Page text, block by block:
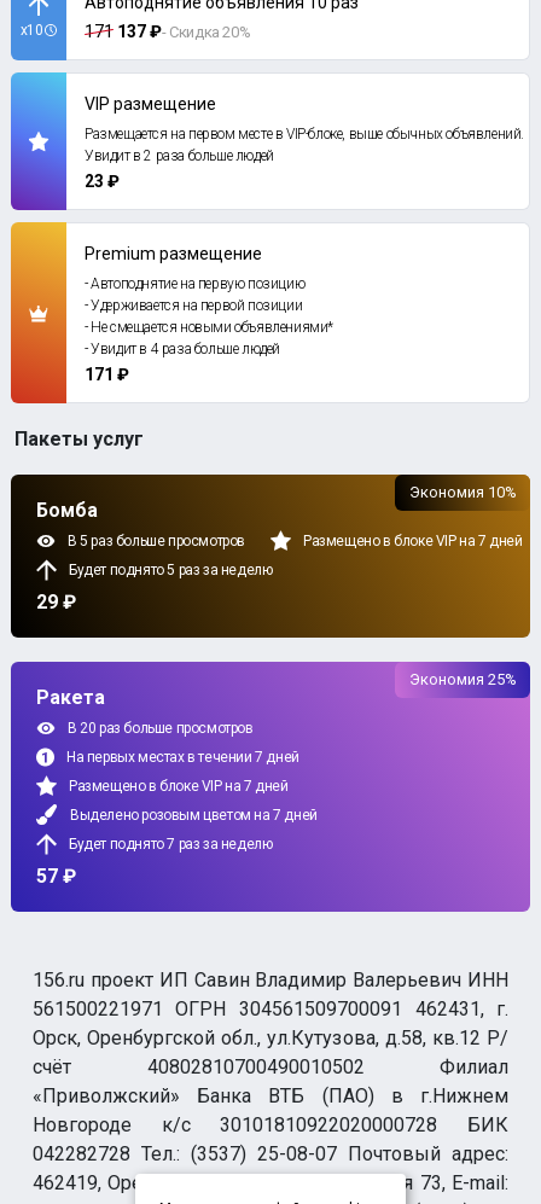
x10
171 137 ₽- Скидка 20%
VIP размещение
Размещается на первом месте в VIP-блоке, выше обычных объявлений.
Увидит в 2 раза больше людей
23 ₽
Premium размещение
- Автоподнятие на первую позицию
- Удерживается на первой позиции
- Не смещается новыми объявлениями*
- Увидит в 4 раза больше людей
171 ₽
Пакеты услуг
Бомба
В 5 раз больше просмотров
Размещено в блоке VIP на 7 дней
Будет поднято 5 раз за неделю
29 ₽
Экономия 10%
Ракета
В 20 раз больше просмотров
На первых местах в течении 7 дней
Размещено в блоке VIP на 7 дней
Выделено розовым цветом на 7 дней
Будет поднято 7 раз за неделю
57 ₽
Экономия 25%
156.ru проект ИП Савин Владимир Валерьевич ИНН
561500221971 ОГРН 304561509700091 462431, г.
Орск, Оренбургской обл., ул.Кутузова, д.58, кв.12 Р/
счёт 40802810700490010502 Филиал
«Приволжский» Банка ВТБ (ПАО) в г.Нижнем
Новгороде к/с 30101810922020000728 БИК
042282728 Тел.: (3537) 25-08-07 Почтовый адрес:
462419, Оренбургская обл., г. Орск-19 а/я 73, E-mail: